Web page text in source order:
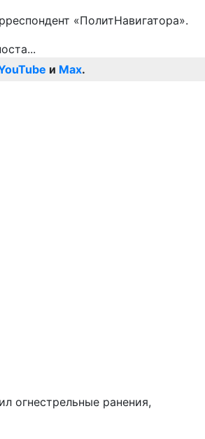
«ПолитНавигатора».
и Max.
огнестрельные ранения,